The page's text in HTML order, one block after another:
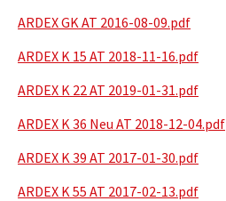
ARDEX GK AT 2016-08-09.pdf
ARDEX K 15 AT 2018-11-16.pdf
ARDEX K 22 AT 2019-01-31.pdf
ARDEX K 36 Neu AT 2018-12-04.pdf
ARDEX K 39 AT 2017-01-30.pdf
ARDEX K 55 AT 2017-02-13.pdf